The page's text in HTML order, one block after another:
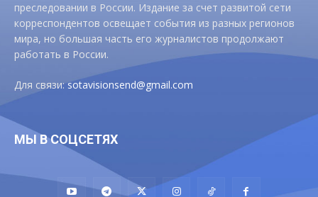
преследовании в России. Издание за счет развитой сети
корреспондентов освещает события из разных регионов
мира, но большая часть его журналистов продолжают
работать в России.
Для связи:sotavisionsend@gmail.com
МЫ В СОЦСЕТЯХ